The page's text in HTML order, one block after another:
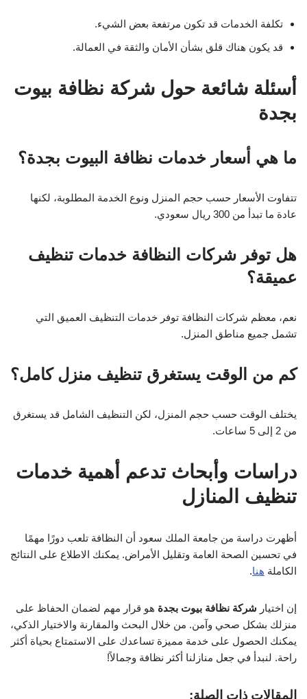
تكلفة الخدمات قد تكون مرتفعة بعض الشيء.
قد يكون هناك قلق بشأن الأمان والثقة في العمالة.
أسئلة شائعة حول شركة نظافة بيوت
بجدة
ما هي أسعار خدمات نظافة البيوت بجدة؟
تتفاوت الأسعار حسب حجم المنزل ونوع الخدمة المطلوبة، لكنها
عادة ما تبدأ من 300 ريال سعودي.
هل توفر شركات النظافة خدمات تنظيف
عميقة؟
نعم، معظم شركات النظافة توفر خدمات التنظيف العميق التي
تشمل جميع مناطق المنزل.
كم من الوقت يستغرق تنظيف منزل كامل؟
يختلف الوقت حسب حجم المنزل، لكن التنظيف الشامل قد يستغرق
من 2 إلى 5 ساعات.
دراسات وأبحاث تدعم أهمية خدمات
تنظيف المنازل
أظهرت دراسة من جامعة الملك سعود أن النظافة تلعب دورًا مهمًا
في تحسين الصحة العامة وتقليل الأمراض. يمكنك الاطلاع على النتائج
الكاملة هنا.
إن اختيار شركة نظافة بيوت بجدة هو قرار مهم لضمان الحفاظ على
منزلك بشكل صحي وآمن. من خلال البحث والمقارنة والاختيار الذكي،
يمكنك الحصول على خدمة مميزة تساعدك على الاستمتاع بحياة أكثر
راحة. لنبدأ في جعل منازلنا أكثر نظافة وجمالاً!
المقالات ذات الصلة: